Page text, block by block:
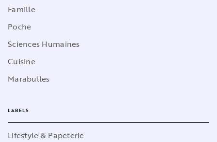
Famille
Poche
Sciences Humaines
Cuisine
Marabulles
LABELS
Lifestyle & Papeterie